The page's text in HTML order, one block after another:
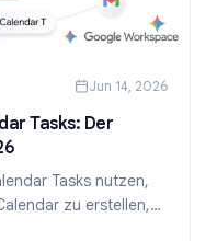
Jun 14, 2026
Tasks: Der
Tasks nutzen,
zu erstellen,